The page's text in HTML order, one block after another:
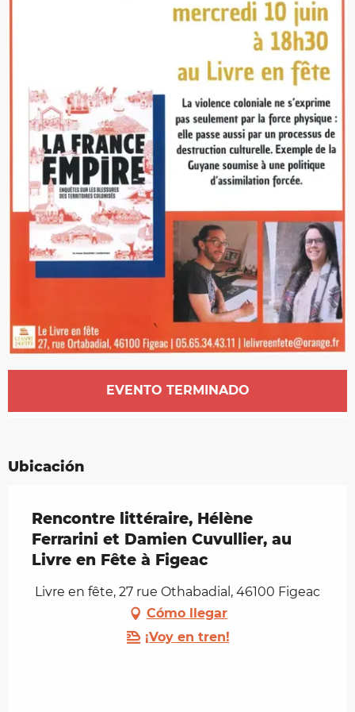
Horarios y datos de contacto
EVENTO TERMINADO
Ubicación
Rencontre littéraire, Hélène
Ferrarini et Damien Cuvullier, au
Livre en Fête à Figeac
Livre en fête, 27 rue Othabadial, 46100 Figeac
Cómo llegar
¡Voy en tren!